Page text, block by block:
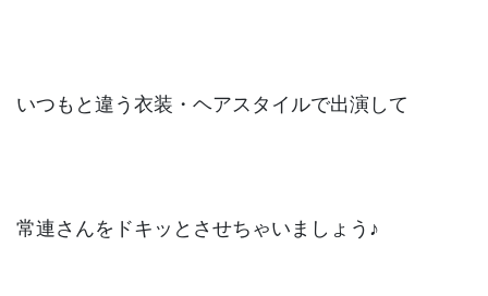
いつもと違う衣装・ヘアスタイルで出演して
常連さんをドキッとさせちゃいましょう♪